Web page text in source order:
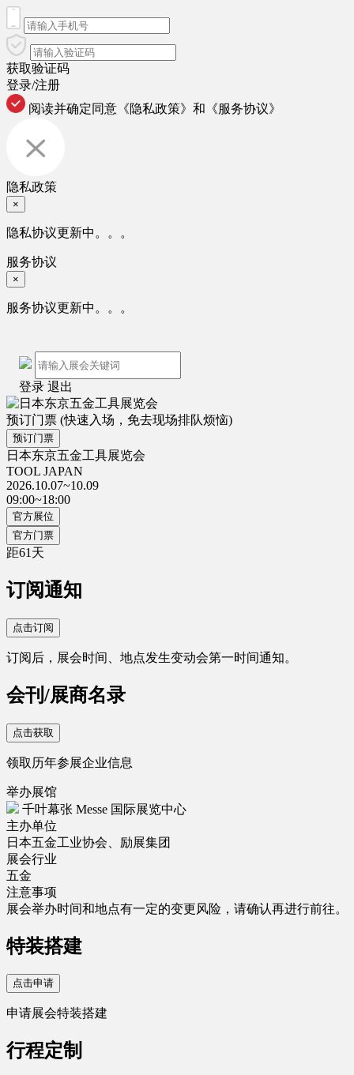
获取验证码
登录/注册
阅读并确定同意 《隐私政策》 和 《服务协议》
隐私政策
×
隐私协议更新中。。。
服务协议
×
服务协议更新中。。。
登录 退出
预订门票 (快速入场，免去现场排队烦恼)
预订门票
日本东京五金工具展览会
TOOL JAPAN
2026.10.07~10.09
09:00~18:00
官方展位
官方门票
距61 天
订阅通知
点击订阅
订阅后，展会时间、地点发生变动会第一时间通知。
会刊/展商名录
点击获取
领取历年参展企业信息
举办展馆
千叶幕张 Messe 国际展览中心
主办单位
日本五金工业协会、励展集团
展会行业
五金
注意事项
展会举办时间和地点有一定的变更风险，请确认再进行前往。
特装搭建
点击申请
申请展会特装搭建
行程定制